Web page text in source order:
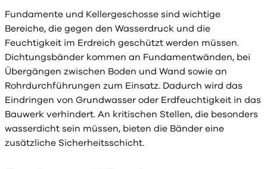
Fundamente und Kellergeschosse sind wichtige
Bereiche, die gegen den Wasserdruck und die
Feuchtigkeit im Erdreich geschützt werden müssen.
Dichtungsbänder kommen an Fundamentwänden, bei
Übergängen zwischen Boden und Wand sowie an
Rohrdurchführungen zum Einsatz. Dadurch wird das
Eindringen von Grundwasser oder Erdfeuchtigkeit in das
Bauwerk verhindert. An kritischen Stellen, die besonders
wasserdicht sein müssen, bieten die Bänder eine
zusätzliche Sicherheitsschicht.